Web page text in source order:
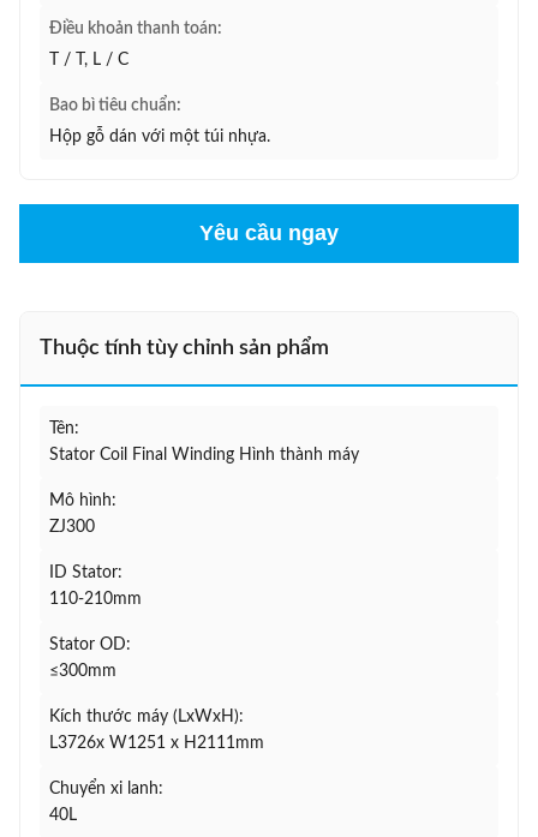
Điều khoản thanh toán:
T / T, L / C
Bao bì tiêu chuẩn:
Hộp gỗ dán với một túi nhựa.
Yêu cầu ngay
Thuộc tính tùy chỉnh sản phẩm
Tên:
Stator Coil Final Winding Hình thành máy
Mô hình:
ZJ300
ID Stator:
110-210mm
Stator OD:
≤300mm
Kích thước máy (LxWxH):
L3726x W1251 x H2111mm
Chuyển xi lanh:
40L